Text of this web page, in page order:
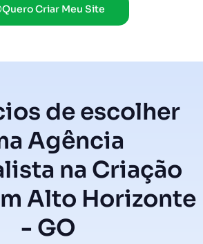
Quero Criar Meu Site
de escolher
Agência
na Criação
Alto Horizonte
- GO